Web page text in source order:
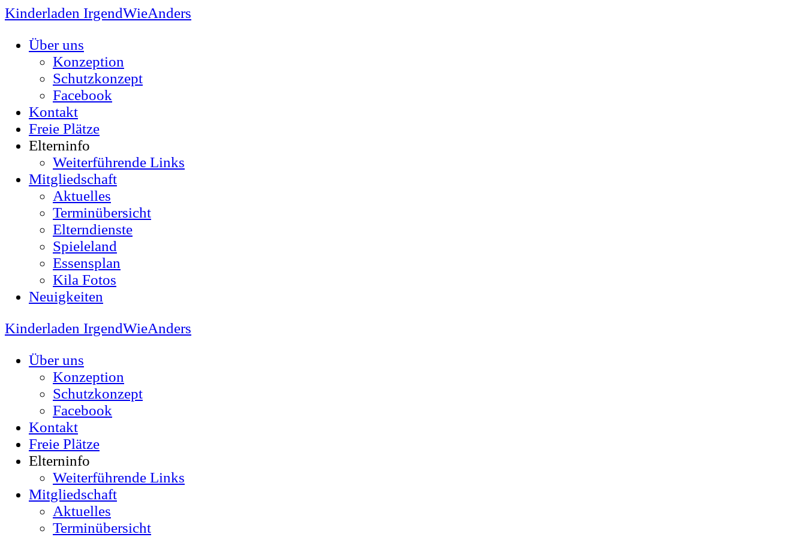
Kinderladen IrgendWieAnders
Über uns
Konzeption
Schutzkonzept
Facebook
Kontakt
Freie Plätze
Elterninfo
Weiterführende Links
Mitgliedschaft
Aktuelles
Terminübersicht
Elterndienste
Spieleland
Essensplan
Kila Fotos
Neuigkeiten
Kinderladen IrgendWieAnders
Über uns
Konzeption
Schutzkonzept
Facebook
Kontakt
Freie Plätze
Elterninfo
Weiterführende Links
Mitgliedschaft
Aktuelles
Terminübersicht